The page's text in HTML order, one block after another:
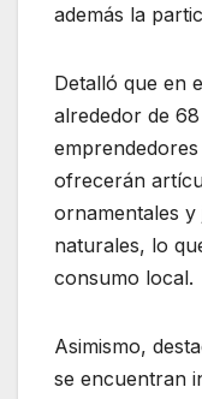
además la
Detalló que en
alrededor de
ofrecerán
ornamentales
naturales, lo
consumo local.
Asimismo,
se encuentran